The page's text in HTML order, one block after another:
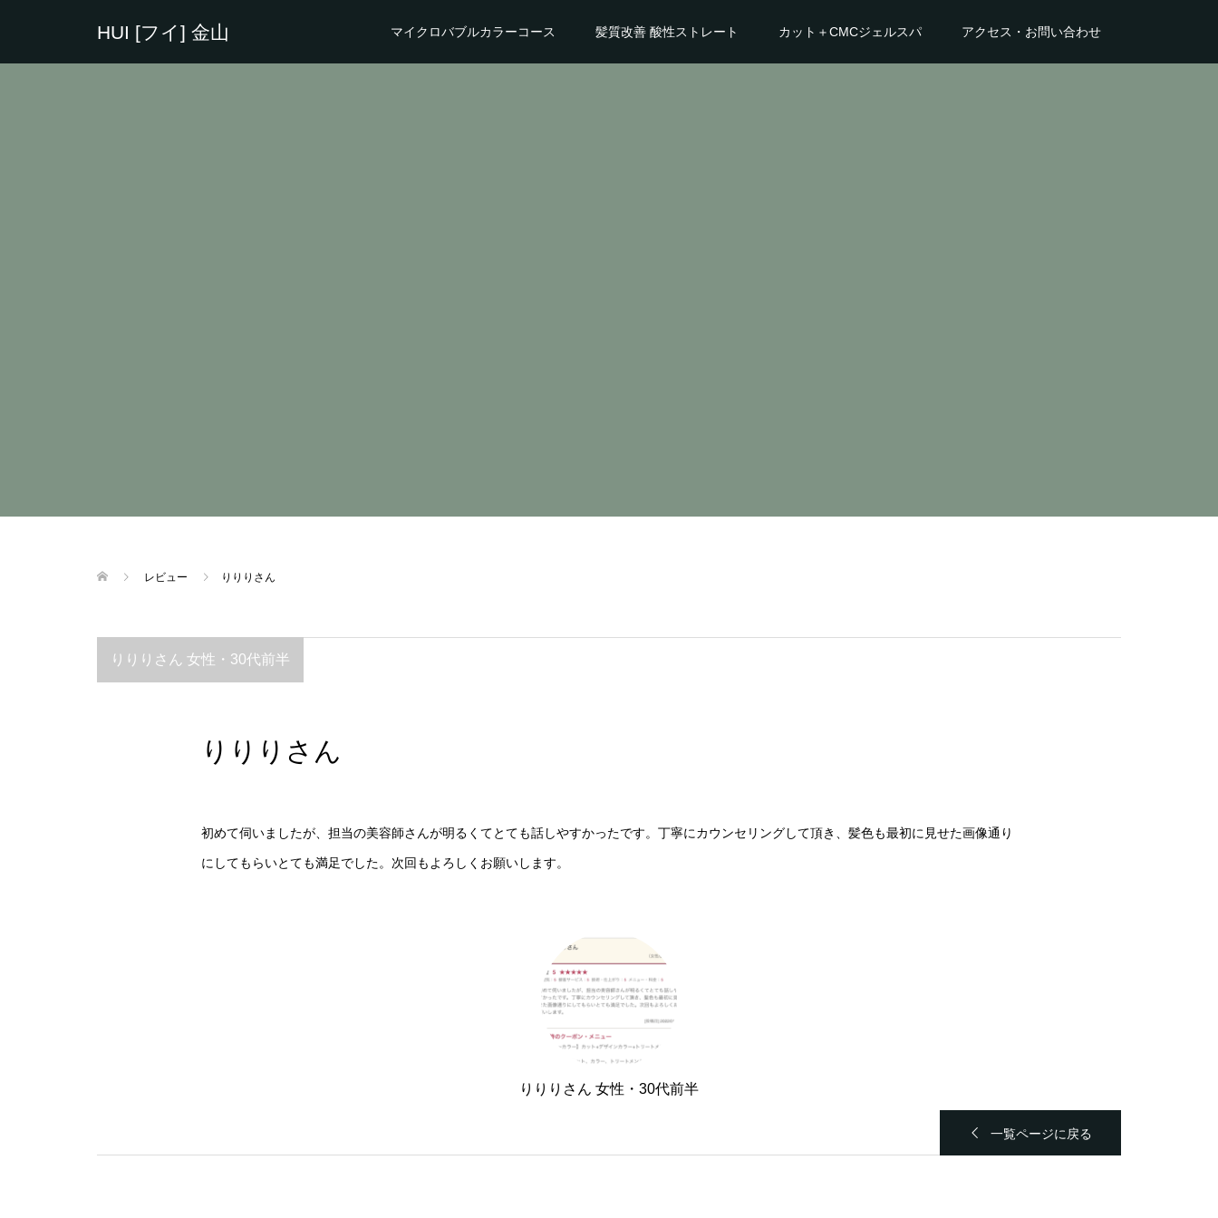
HUI [フイ] 金山 マイクロバブルカラーコース 髪質改善 酸性ストレート カット＋CMCジェルスパ アクセス・お問い合わせ
レビュー りりりさん
りりりさん 女性・30代前半
りりりさん
初めて伺いましたが、担当の美容師さんが明るくてとても話しやすかったです。丁寧にカウンセリングして頂き、髪色も最初に見せた画像通り
にしてもらいとても満足でした。次回もよろしくお願いします。
りりりさん 女性・30代前半
一覧ページに戻る